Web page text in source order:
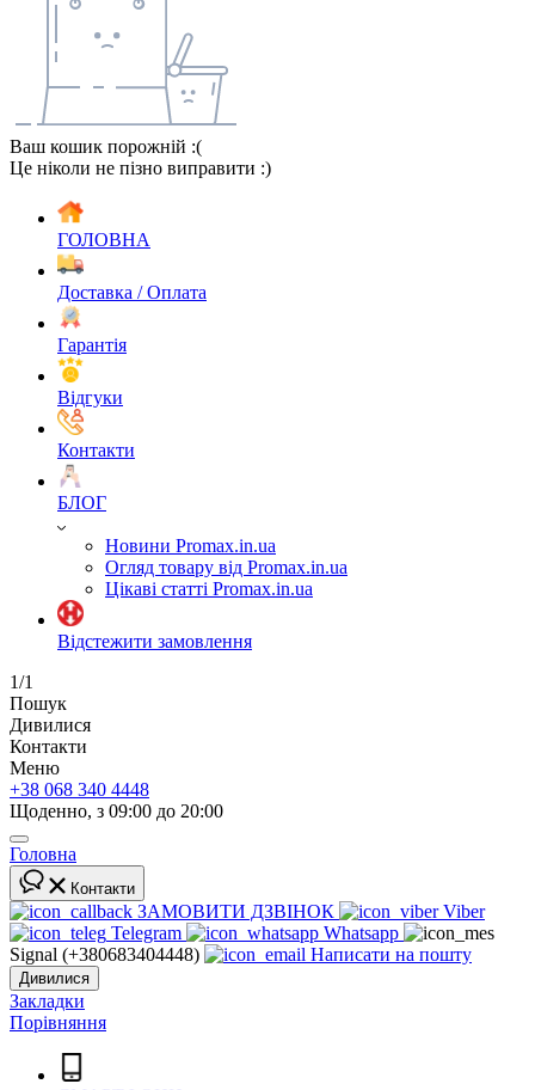
Ваш кошик порожній :(
Це ніколи не пізно виправити :)
ГОЛОВНА
Доставка / Оплата
Гарантія
Відгуки
Контакти
БЛОГ
Новини Promax.in.ua
Огляд товару від Promax.in.ua
Цікаві статті Promax.in.ua
Відстежити замовлення
1/1
Пошук
Дивилися
Контакти
Меню
+38 068 340 4448
Щоденно, з 09:00 до 20:00
Головна
Контакти
ЗАМОВИТИ ДЗВІНОК
Viber
Telegram
Whatsapp
Signal (+380683404448)
Написати на пошту
Дивилися
Закладки
Порівняння